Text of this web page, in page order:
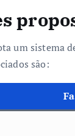
um sistema
são: